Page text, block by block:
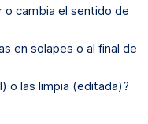
o cambia el sentido de
en solapes o al final de
o las limpia (editada)?